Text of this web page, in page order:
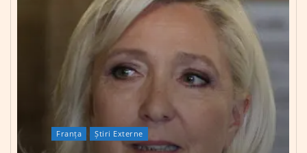
Franța Știri Externe